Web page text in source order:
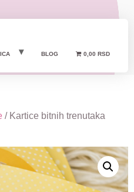
BLOG 0,00 RSD
/ Kartice bitnih trenutaka